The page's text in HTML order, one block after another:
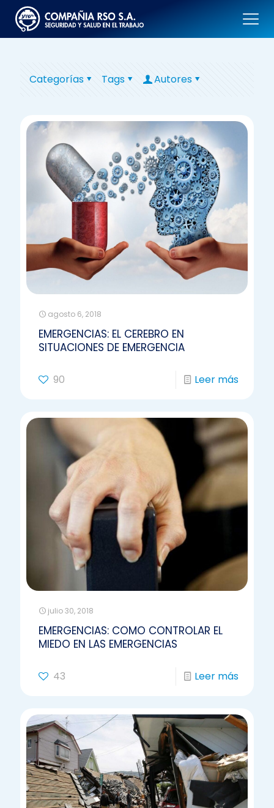
Categorías Tags Autores
agosto 6, 2018
EMERGENCIAS: EL CEREBRO EN
SITUACIONES DE EMERGENCIA
90 Leer más
julio 30, 2018
EMERGENCIAS: COMO CONTROLAR EL
MIEDO EN LAS EMERGENCIAS
43 Leer más